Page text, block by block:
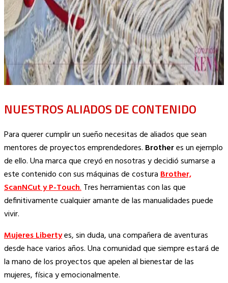
NUESTROS ALIADOS DE CONTENIDO
Para querer cumplir un sueño necesitas de aliados que sean
mentores de proyectos emprendedores. Brotheres un ejemplo
de ello. Una marca que creyó en nosotras y decidió sumarse a
este contenido con sus máquinas de costuraBrother,
ScanNCut y P-Touch.Tres herramientas con las que
definitivamente cualquier amante de las manualidades puede
vivir.
Mujeres Libertyes, sin duda, una compañera de aventuras
desde hace varios años. Una comunidad que siempre estará de
la mano de los proyectos que apelen al bienestar de las
mujeres, física y emocionalmente.